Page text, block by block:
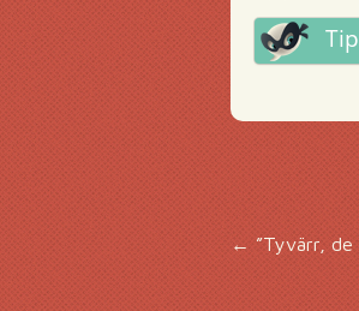
← ”Tyvärr,